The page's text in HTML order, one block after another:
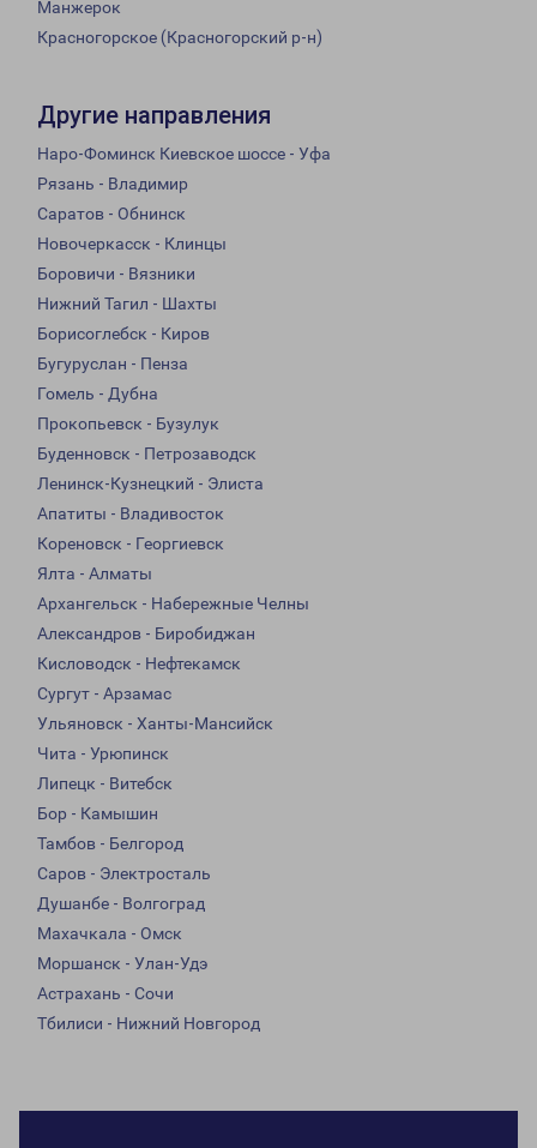
Манжерок
Красногорское (Красногорский р-н)
Другие направления
Наро-Фоминск Киевское шоссе - Уфа
Рязань - Владимир
Саратов - Обнинск
Новочеркасск - Клинцы
Боровичи - Вязники
Нижний Тагил - Шахты
Борисоглебск - Киров
Бугуруслан - Пенза
Гомель - Дубна
Прокопьевск - Бузулук
Буденновск - Петрозаводск
Ленинск-Кузнецкий - Элиста
Апатиты - Владивосток
Кореновск - Георгиевск
Ялта - Алматы
Архангельск - Набережные Челны
Александров - Биробиджан
Кисловодск - Нефтекамск
Сургут - Арзамас
Ульяновск - Ханты-Мансийск
Чита - Урюпинск
Липецк - Витебск
Бор - Камышин
Тамбов - Белгород
Саров - Электросталь
Душанбе - Волгоград
Махачкала - Омск
Моршанск - Улан-Удэ
Астрахань - Сочи
Тбилиси - Нижний Новгород